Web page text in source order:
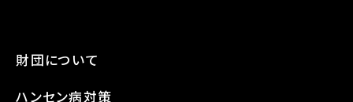
財団について
ハンセン病対策